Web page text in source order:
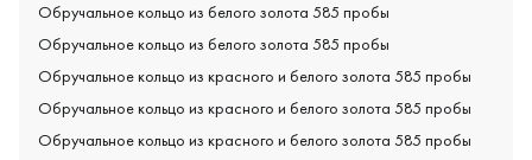
Обручальное кольцо из белого золота 585 пробы
Обручальное кольцо из белого золота 585 пробы
Обручальное кольцо из красного и белого золота 585 пробы
Обручальное кольцо из красного и белого золота 585 пробы
Обручальное кольцо из красного и белого золота 585 пробы